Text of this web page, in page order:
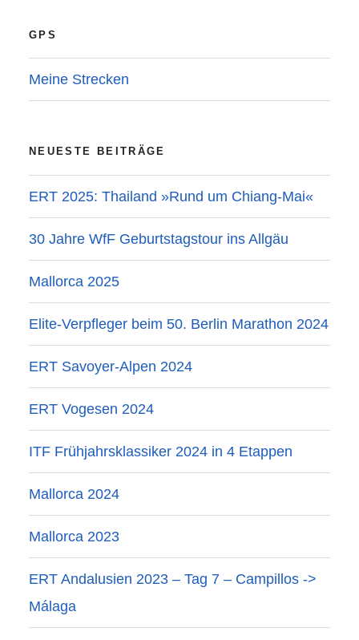
GPS
Meine Strecken
NEUESTE BEITRÄGE
ERT 2025: Thailand »Rund um Chiang-Mai«
30 Jahre WfF Geburtstagstour ins Allgäu
Mallorca 2025
Elite-Verpfleger beim 50. Berlin Marathon 2024
ERT Savoyer-Alpen 2024
ERT Vogesen 2024
ITF Frühjahrsklassiker 2024 in 4 Etappen
Mallorca 2024
Mallorca 2023
ERT Andalusien 2023 – Tag 7 – Campillos ->
Málaga